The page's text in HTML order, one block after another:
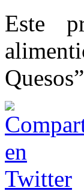
Este